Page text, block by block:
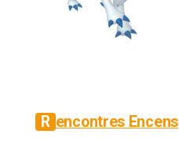
Rencontres Encens